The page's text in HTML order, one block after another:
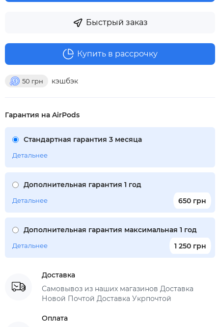
Быстрый заказ
50 грн кэшбэк
Купить в рассрочку
Гарантия на AirPods
Стандартная гарантия 3 месяца
Детальнее
Дополнительная гарантия 1 год
650 грн
Детальнее
Дополнительная гарантия максимальная 1 год
1 250 грн
Детальнее
Доставка
Самовывоз из наших магазинов Доставка
Новой Почтой Доставка Укрпочтой
Оплата